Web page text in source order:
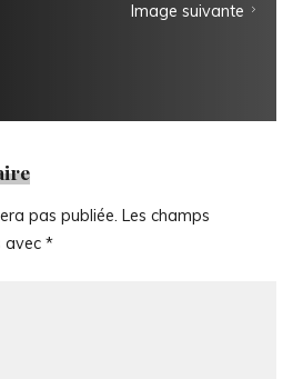
Image suivante
pas publiée. Les champs
avec*